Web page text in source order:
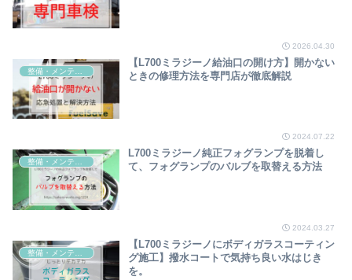
2026.04.30
【L700ミラジーノ給油口の開け方】開かない
ときの修理方法を専門店が徹底解説
2024.07.22
整備・メンテナンス
L700ミラジーノ純正フォグランプを脱着し
て、フォグランプのバルブを取替える方法
2024.03.27
【L700ミラジーノにボディガラスコーティン
グ施工】撥水コートで気持ち良い水はじき
を。